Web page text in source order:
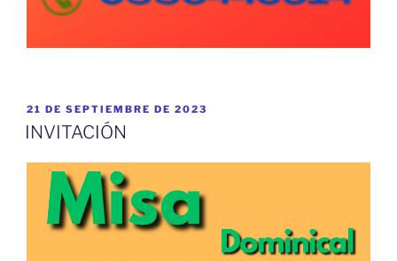
PUBLICADO
EL
21 DE SEPTIEMBRE DE 2023
INVITACIÓN